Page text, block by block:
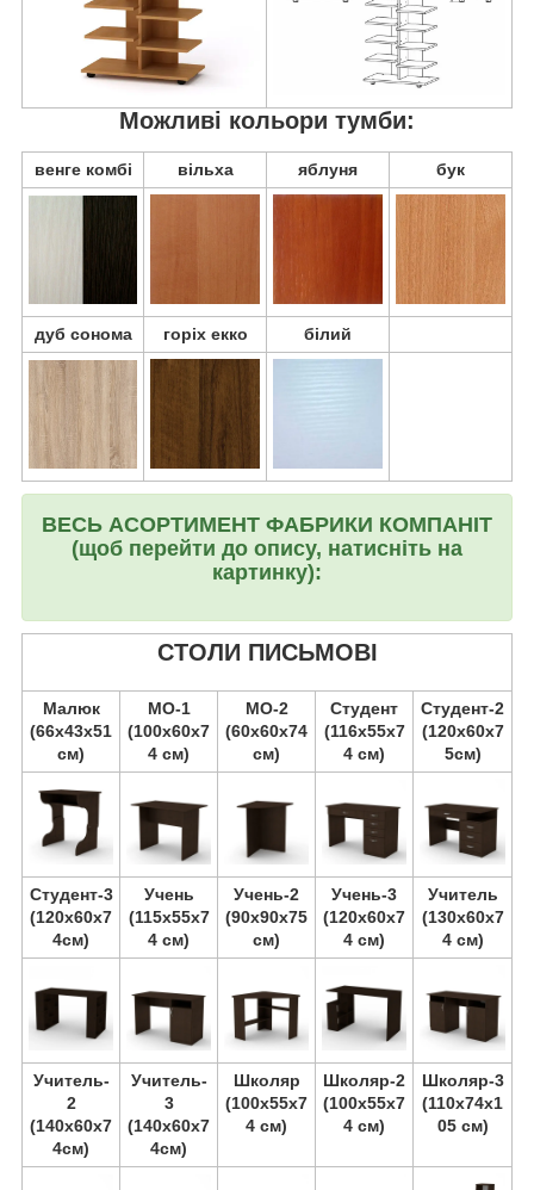
Можливі кольори тумби:
венге комбі вільха яблуня бук
дуб сонома горіх екко білий
ВЕСЬ АСОРТИМЕНТ ФАБРИКИ КОМПАНІТ
(щоб перейти до опису, натисніть на
картинку):
СТОЛИ ПИСЬМОВІ
Малюк
(66х43х51
см)
МО-1
(100х60х7
4 см)
МО-2
(60х60х74
см)
Студент
(116х55х7
4 см)
Студент-2
(120х60х7
5см)
Студент-3
(120х60х7
4см)
Учень
(115х55х7
4 см)
Учень-2
(90х90х75
см)
Учень-3
(120х60х7
4 см)
Учитель
(130х60х7
4 см)
Учитель-
2
(140х60х7
4см)
Учитель-
3
(140х60х7
4см)
Школяр
(100х55х7
4 см)
Школяр-2
(100х55х7
4 см)
Школяр-3
(110х74х1
05 см)